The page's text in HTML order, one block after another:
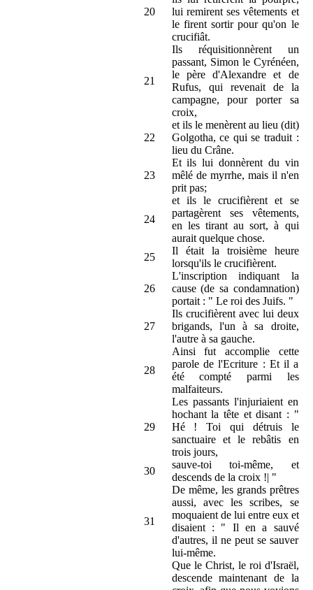
20
lui remirent ses vêtements et
le firent sortir pour qu'on le
crucifiât.
21
Ils réquisitionnèrent un
passant, Simon le Cyrénéen,
le père d'Alexandre et de
Rufus, qui revenait de la
campagne, pour porter sa
croix,
22
et ils le menèrent au lieu (dit)
Golgotha, ce qui se traduit :
lieu du Crâne.
23
Et ils lui donnèrent du vin
mêlé de myrrhe, mais il n'en
prit pas;
24
et ils le crucifièrent et se
partagèrent ses vêtements,
en les tirant au sort, à qui
aurait quelque chose.
25
Il était la troisième heure
lorsqu'ils le crucifièrent.
26
L'inscription indiquant la
cause (de sa condamnation)
portait : " Le roi des Juifs. "
27
Ils crucifièrent avec lui deux
brigands, l'un à sa droite,
l'autre à sa gauche.
28
Ainsi fut accomplie cette
parole de l'Ecriture : Et il a
été compté parmi les
malfaiteurs.
29
Les passants l'injuriaient en
hochant la tête et disant : "
Hé ! Toi qui détruis le
sanctuaire et le rebâtis en
trois jours,
30
sauve-toi toi-même, et
descends de la croix !| "
31
De même, les grands prêtres
aussi, avec les scribes, se
moquaient de lui entre eux et
disaient : " Il en a sauvé
d'autres, il ne peut se sauver
lui-même.
Que le Christ, le roi d'Israël,
descende maintenant de la